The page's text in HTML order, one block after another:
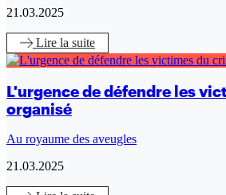
21.03.2025
Lire la suite
L'urgence de défendre les
organisé
Au royaume des aveugles
21.03.2025